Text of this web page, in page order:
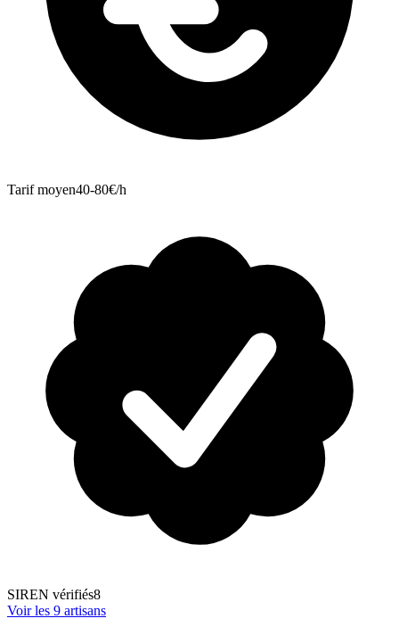
Tarif moyen40-80€/h
SIREN vérifiés8
Voir les 9 artisans